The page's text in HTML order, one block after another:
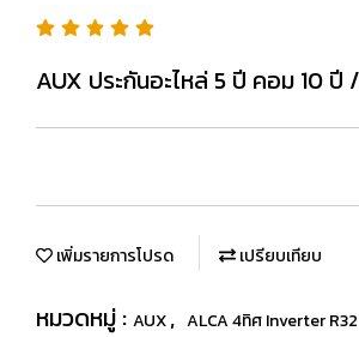
AUX ประกันอะไหล่ 5 ปี คอม 10
เพิ่มรายการโปรด เปรียบเทียบ
หมวดหมู่ : AUX, ALCA 4ทิศ Inverter